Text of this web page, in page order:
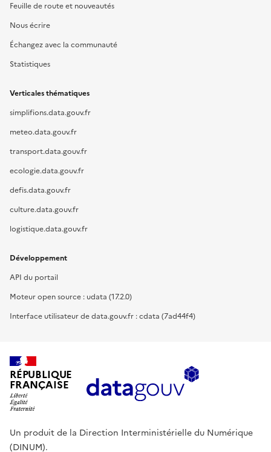
Feuille de route et nouveautés
Nous écrire
Échangez avec la communauté
Statistiques
Verticales thématiques
simplifions.data.gouv.fr
meteo.data.gouv.fr
transport.data.gouv.fr
ecologie.data.gouv.fr
defis.data.gouv.fr
culture.data.gouv.fr
logistique.data.gouv.fr
Développement
API du portail
Moteur open source : udata (17.2.0)
Interface utilisateur de data.gouv.fr : cdata (7ad44f4)
RÉPUBLIQUE
FRANÇAISE
Un produit de la Direction Interministérielle du Numérique
(DINUM).